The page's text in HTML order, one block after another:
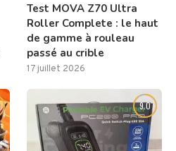
Test MOVA Z70 Ultra
Roller Complete : le haut
de gamme à rouleau
passé au crible
17 juillet 2026
9.0